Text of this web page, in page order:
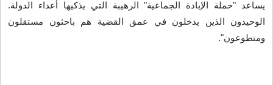
يساعد "حملة الإبادة الجماعية" الرهيبة التي يذكيها أعداء الدولة.
الوحيدون الذين يدخلون في عمق القضية هم باحثون مستقلون
ومتطوعون".